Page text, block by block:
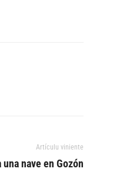
Artículu viniente
nave en Gozón